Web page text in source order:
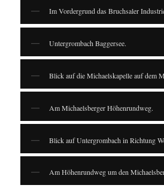
Im Vordergrund das Bruchsaler
Untergrombach Baggersee.
Blick auf die Michaelskapelle auf dem
Am Michaelsberger Höhenrundweg.
Blick auf Untergrombach in Richtung
Am Höhenrundweg um den